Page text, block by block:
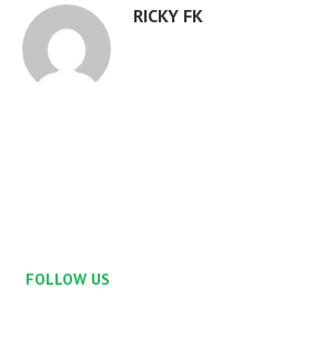
RICKY FK
FOLLOW US